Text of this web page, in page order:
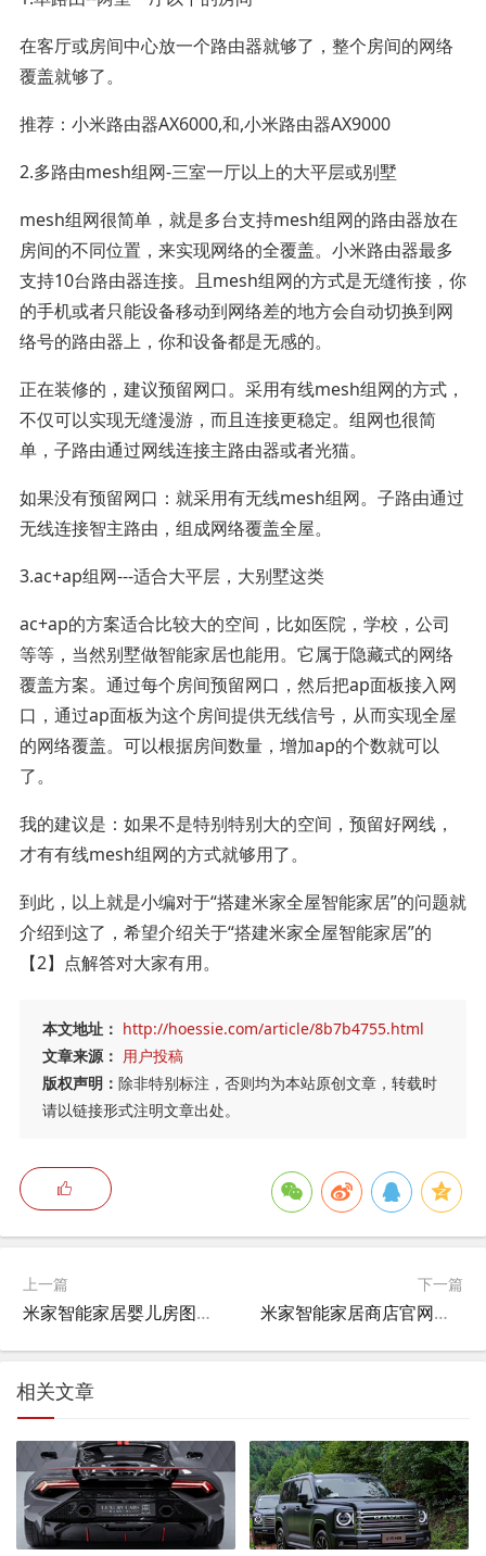
在客厅或房间中心放一个路由器就够了，整个房间的网络
覆盖就够了。
推荐：小米路由器AX6000,和,小米路由器AX9000
2.多路由mesh组网-三室一厅以上的大平层或别墅
mesh组网很简单，就是多台支持mesh组网的路由器放在
房间的不同位置，来实现网络的全覆盖。小米路由器最多
支持10台路由器连接。且mesh组网的方式是无缝衔接，你
的手机或者只能设备移动到网络差的地方会自动切换到网
络号的路由器上，你和设备都是无感的。
正在装修的，建议预留网口。采用有线mesh组网的方式，
不仅可以实现无缝漫游，而且连接更稳定。组网也很简
单，子路由通过网线连接主路由器或者光猫。
如果没有预留网口：就采用有无线mesh组网。子路由通过
无线连接智主路由，组成网络覆盖全屋。
3.ac+ap组网---适合大平层，大别墅这类
ac+ap的方案适合比较大的空间，比如医院，学校，公司
等等，当然别墅做智能家居也能用。它属于隐藏式的网络
覆盖方案。通过每个房间预留网口，然后把ap面板接入网
口，通过ap面板为这个房间提供无线信号，从而实现全屋
的网络覆盖。可以根据房间数量，增加ap的个数就可以
了。
我的建议是：如果不是特别特别大的空间，预留好网线，
才有有线mesh组网的方式就够用了。
到此，以上就是小编对于“搭建米家全屋智能家居”的问题就
介绍到这了，希望介绍关于“搭建米家全屋智能家居”的
【2】点解答对大家有用。
本文地址： http://hoessie.com/article/8b7b4755.html
文章来源： 用户投稿
版权声明： 除非特别标注，否则均为本站原创文章，转载时
请以链接形式注明文章出处。
上一篇
米家智能家居婴儿房图片及价格,小米相册宝宝相册只能一个吗？
下一篇
米家智能家居商店官网电话,小米家具有哪些？
相关文章